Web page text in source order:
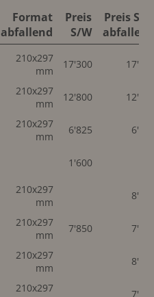
Format
abfallend
Preis
S/W
Preis S/
210x297
mm
17'300
210x297
mm
12'800
210x297
mm
6'825
1'600
210x297
mm
210x297
mm
7'850
210x297
mm
210x297